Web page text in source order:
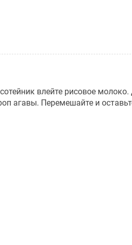
влейте рисовое молоко.
агавы. Перемешайте и